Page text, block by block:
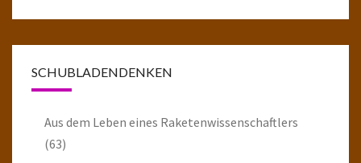
SCHUBLADENDENKEN
Aus dem Leben eines Raketenwissenschaftlers
(63)